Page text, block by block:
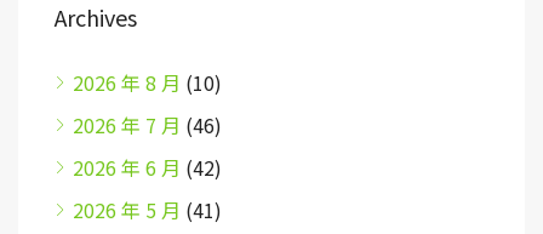
Archives
2026 年 8 月 (10)
2026 年 7 月 (46)
2026 年 6 月 (42)
2026 年 5 月 (41)